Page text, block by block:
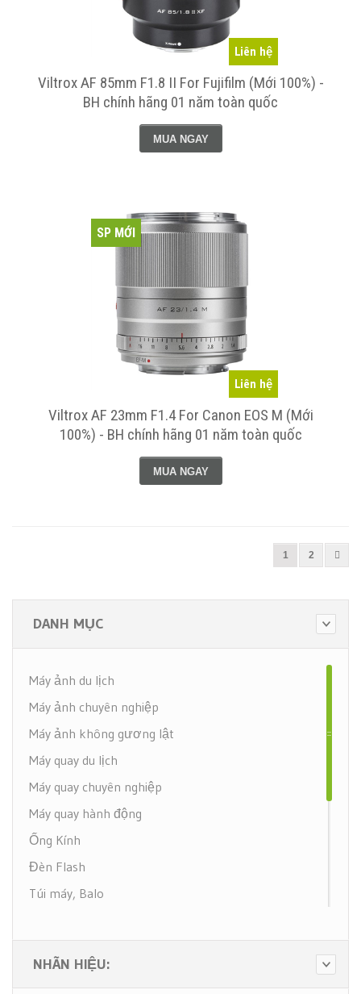
Liên hệ
Viltrox AF 85mm F1.8 II For Fujifilm (Mới 100%) -
BH chính hãng 01 năm toàn quốc
MUA NGAY
Liên hệ
SP MỚI
Viltrox AF 23mm F1.4 For Canon EOS M (Mới
100%) - BH chính hãng 01 năm toàn quốc
MUA NGAY
1 2
DANH MỤC
Máy ảnh du lịch
Máy ảnh chuyên nghiệp
Máy ảnh không gương lật
Máy quay du lịch
Máy quay chuyên nghiệp
Máy quay hành động
Ống Kính
Đèn Flash
Túi máy, Balo
Ống nhòm
NHÃN HIỆU: